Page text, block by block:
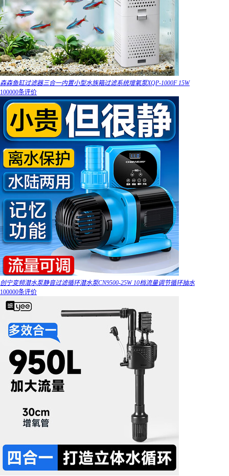
森森鱼缸过滤器三合一内置小型水族箱过滤系统增氧泵XQP-1000F 15W
100000条评价
创宁变频潜水泵静音过滤循环潜水泵CN9500-25W 10档流量调节循环抽水
100000条评价